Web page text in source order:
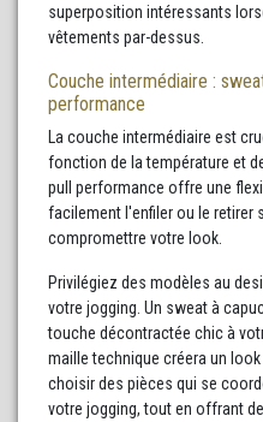
superposition intéressants
vêtements par-dessus.
Couche intermédiaire :
performance
La couche intermédiaire est
fonction de la température et
pull performance offre une
facilement l'enfiler ou le retirer
compromettre votre look.
Privilégiez des modèles au
votre jogging. Un sweat à
touche décontractée chic à
maille technique créera un
choisir des pièces qui se
votre jogging, tout en offrant